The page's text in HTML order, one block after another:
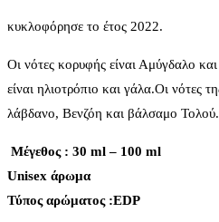
κυκλοφόρησε το έτος 2022.
Οι νότες κορυφής είναι Αμύγδαλο
είναι ηλιοτρόπιο και γάλα.Oι νότες
λάβδανο, Βενζόη και βάλσαμο Τολού.
Μέγεθος : 30 ml – 100 ml
Unisex άρωμα
Τύπος αρώματος :ΕDP